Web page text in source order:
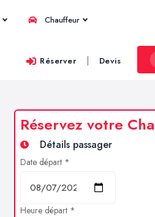
Chauffeur
Réserver | Devis
Réservez votre
Détails passager
Date départ *
Heure départ *